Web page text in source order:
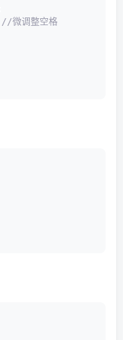
//微调整空格